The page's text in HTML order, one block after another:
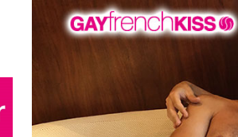
VIDÉOS MAN X ACTUS LGBT